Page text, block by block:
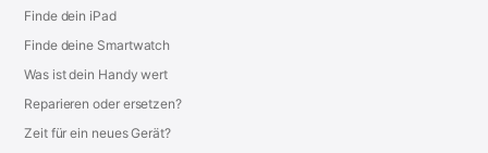
Finde dein iPad
Finde deine Smartwatch
Was ist dein Handy wert
Reparieren oder ersetzen?
Zeit für ein neues Gerät?